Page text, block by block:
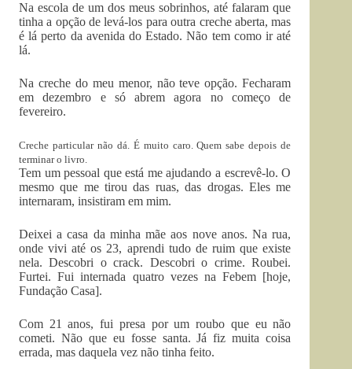
Na escola de um dos meus sobrinhos, até falaram que
tinha a opção de levá-los para outra creche aberta, mas
é lá perto da avenida do Estado. Não tem como ir até
lá.
Na creche do meu menor, não teve opção. Fecharam
em dezembro e só abrem agora no começo de
fevereiro.
Creche particular não dá. É muito caro. Quem sabe depois de
terminar o livro.
Tem um pessoal que está me ajudando a escrevê-lo. O
mesmo que me tirou das ruas, das drogas. Eles me
internaram, insistiram em mim.
Deixei a casa da minha mãe aos nove anos. Na rua,
onde vivi até os 23, aprendi tudo de ruim que existe
nela. Descobri o crack. Descobri o crime. Roubei.
Furtei. Fui internada quatro vezes na Febem [hoje,
Fundação Casa].
Com 21 anos, fui presa por um roubo que eu não
cometi. Não que eu fosse santa. Já fiz muita coisa
errada, mas daquela vez não tinha feito.